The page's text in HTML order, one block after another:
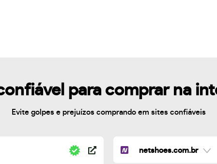
para comprar na
Evite golpes e prejuízos comprando em sites confiáveis
netshoes.com.br